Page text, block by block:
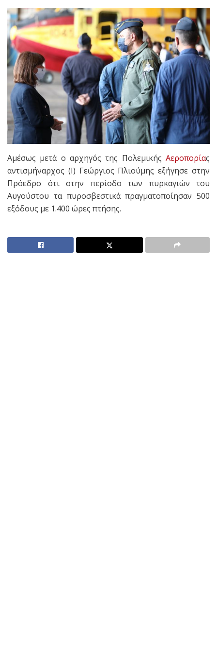
Αμέσως μετά ο αρχηγός της Πολεμικής Αεροπορίας
αντισμήναρχος (Ι) Γεώργιος Πλιούμης εξήγησε στην
Πρόεδρο ότι στην περίοδο των πυρκαγιών του
Αυγούστου τα πυροσβεστικά πραγματοποίησαν 500
εξόδους με 1.400 ώρες πτήσης.